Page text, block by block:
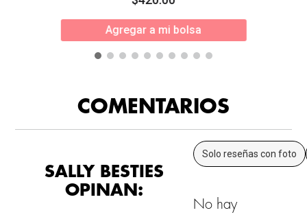
Agregar a mi bolsa
COMENTARIOS
SALLY BESTIES
OPINAN:
Solo reseñas con foto
No hay